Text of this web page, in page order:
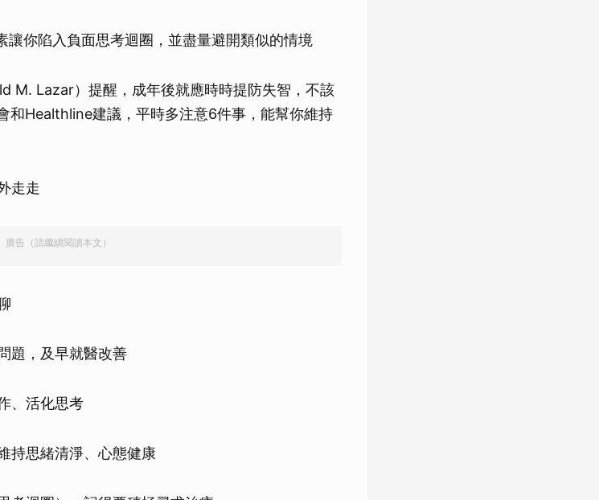
讓你陷入負面思考迴圈，並盡量避開類似的情境
M. Lazar）提醒，成年後就應時時提防失智，不該
和Healthline建議，平時多注意6件事，能幫你維持
走走
廣告（請繼續閱讀本文）
題，及早就醫改善
、活化思考
持思緒清淨、心態健康